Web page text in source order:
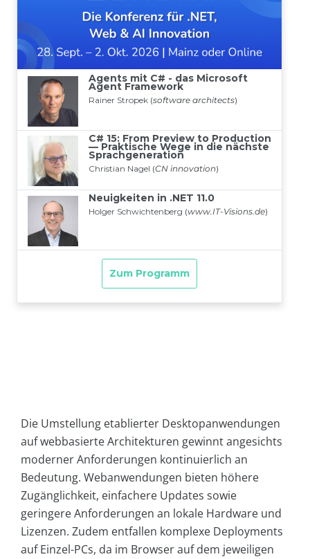
Die Umstellung etablierter Desktopanwendungen
auf webbasierte Architekturen gewinnt angesichts
moderner Anforderungen kontinuierlich an
Bedeutung. Webanwendungen bieten höhere
Zugänglichkeit, einfachere Updates sowie
geringere Anforderungen an lokale Hardware und
Lizenzen. Zudem entfallen komplexe Deployments
auf Einzel-PCs, da im Browser auf dem jeweiligen